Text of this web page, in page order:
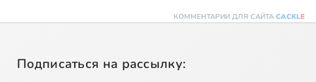
КОММЕНТАРИИ ДЛЯ САЙТА CACKLE
Подписаться на рассылку: